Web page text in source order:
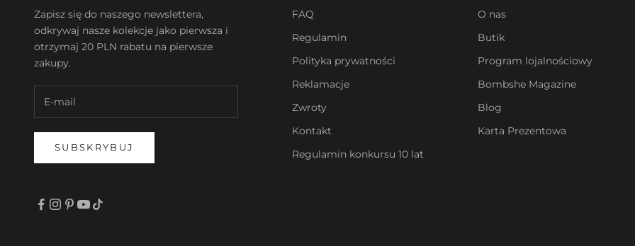
Zapisz się do naszego newslettera,
odkrywaj nasze kolekcje jako pierwsza i
otrzymaj 20 PLN rabatu na pierwsze
zakupy.
SUBSKRYBUJ
FAQ
Regulamin
Polityka prywatności
Reklamacje
Zwroty
Kontakt
Regulamin konkursu 10 lat
O nas
Butik
Program lojalnościowy
Bombshe Magazine
Blog
Karta Prezentowa